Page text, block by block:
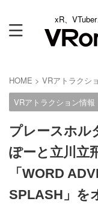
xR、
HOME > VRアトラクシ
VRアトラクション情報
プレースホル
ぽーと立川立
「WORD
SPLASH」を